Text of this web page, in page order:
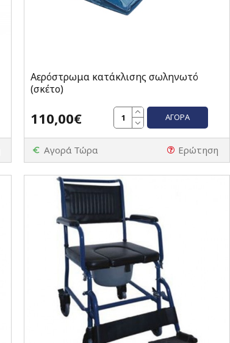
Αερόστρωμα κατάκλισης σωληνωτό
(σκέτο)
110,00€ ΑΓΟΡΆ
Αγορά Τώρα Ερώτηση